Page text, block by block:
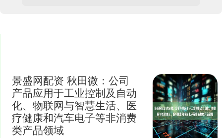
景盛网配资 秋田微：公司
产品应用于工业控制及自动
化、物联网与智慧生活、医
疗健康和汽车电子等非消费
类产品领域